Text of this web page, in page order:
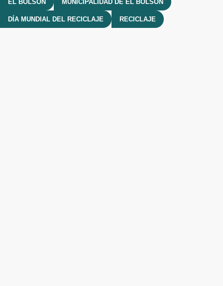
EL BOLSÓN MUNICIPALIDAD DE EL BOLSÓN
DÍA MUNDIAL DEL RECICLAJE RECICLAJE